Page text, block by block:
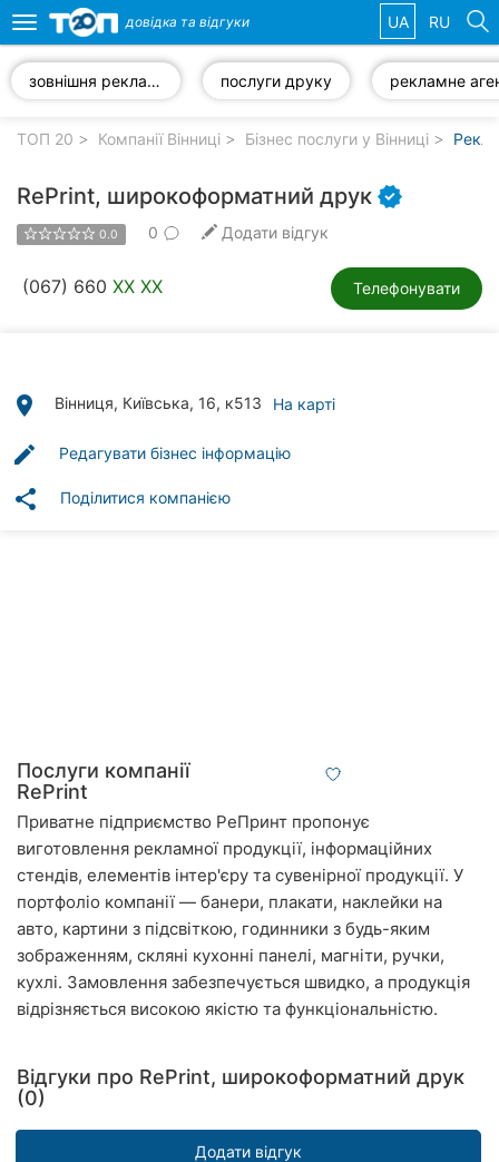
компанії
клініки
Автошколи
Всі
міста:
Вінниця
Житомир
Тернопіль
Хмельницький
Рівне
Одеса
Toggle
navigation
довідка та відгуки UA RU
зовнішня реклама послуги друку
ТОП 20 Компанії Вінниці Бізнес послуги у Вінниці
RePrint, широкоформатний друк
0.0 0 Додати відгук
(067) 660 XX XX Телефонувати
place Вінниця, Київська, 16, к513 На карті
edit Редагувати бізнес інформацію
share Поділитися компанією
Послуги компанії
RePrint
Приватне підприємство РеПринт пропонує
виготовлення рекламної продукції, інформаційних
стендів, елементів інтер'єру та сувенірної продукції. У
портфоліо компанії — банери, плакати, наклейки на
авто, картини з підсвіткою, годинники з будь-яким
зображенням, скляні кухонні панелі, магніти, ручки,
кухлі. Замовлення забезпечується швидко, а продукція
відрізняється високою якістю та функціональністю.
Відгуки про RePrint, широкоформатний друк
(0)
Додати відгук